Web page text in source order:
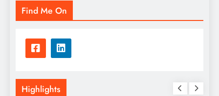
Find Me On
Highlights